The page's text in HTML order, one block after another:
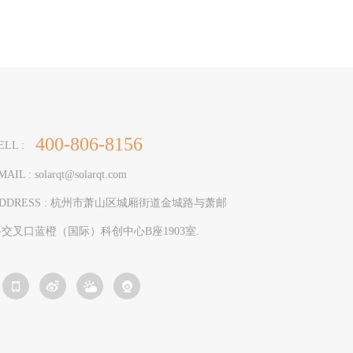
: 400-806-8156
: solarqt@solarqt.com
: 杭州市萧山区城厢街道金城路与萧邮
叉口蓝橙（国际）科创中心B座1903室.